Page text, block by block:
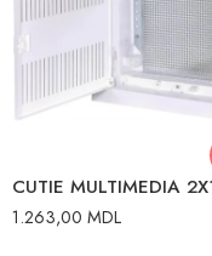
1.263,00 MDL